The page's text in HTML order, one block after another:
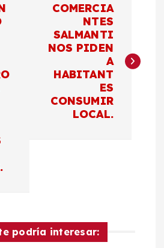
COMERCIA
NTES
SALMANTI
NOS PIDEN
A
HABITANT
ES
CONSUMIR
LOCAL.
podría interesar: